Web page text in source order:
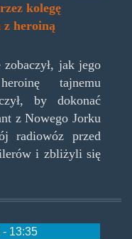
kolegę
z heroiną
jak jego
tajnemu
by dokonać
z Nowego Jorku
radiowóz przed
i zbliżyli się
13:35